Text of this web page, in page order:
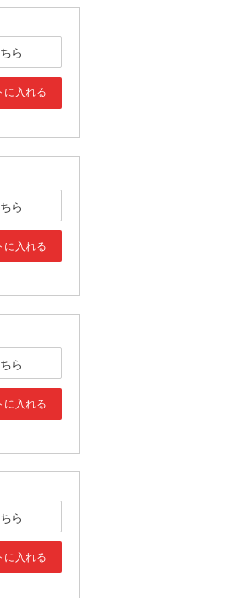
ら
に入れる
ら
に入れる
ら
に入れる
ら
に入れる